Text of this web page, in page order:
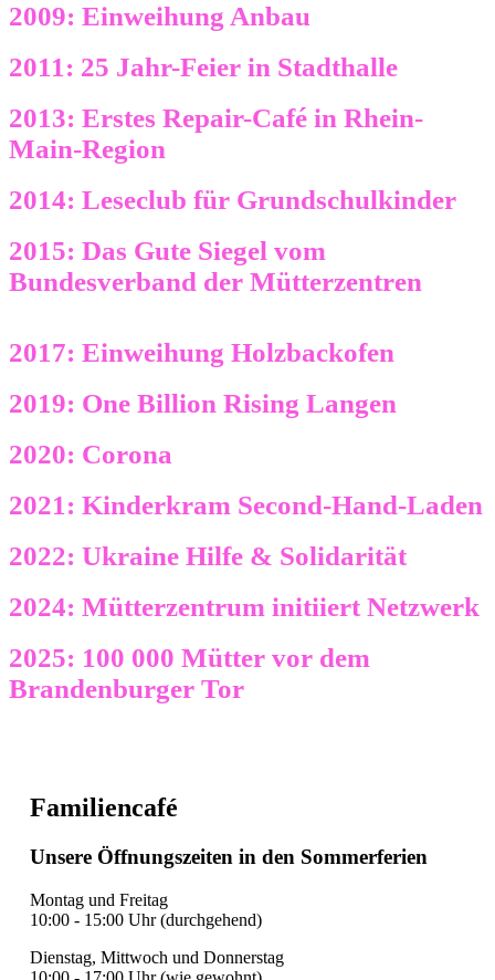
2009: Einweihung Anbau
2011: 25 Jahr-Feier in Stadthalle
2013: Erstes Repair-Café in Rhein-
Main-Region
2014: Leseclub für Grundschulkinder
2015: Das Gute Siegel vom
Bundesverband der Mütterzentren
2017: Einweihung Holzbackofen
2019: One Billion Rising Langen
2020: Corona
2021: Kinderkram Second-Hand-Laden
2022: Ukraine Hilfe & Solidarität
2024: Mütterzentrum initiiert Netzwerk
2025: 100 000 Mütter vor dem
Brandenburger Tor
Familiencafé
Unsere Öffnungszeiten in den Sommerferien
Montag und Freitag
10:00 - 15:00 Uhr (durchgehend)
Dienstag, Mittwoch und Donnerstag